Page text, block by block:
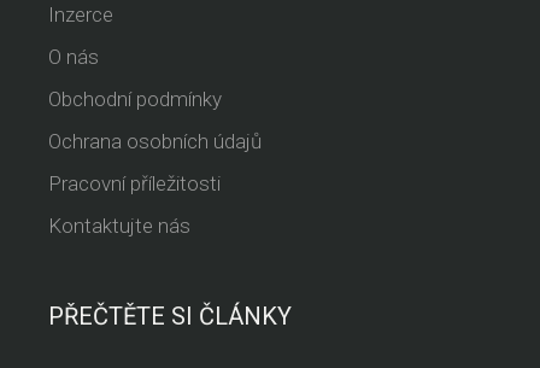
Inzerce
O nás
Obchodní podmínky
Ochrana osobních údajů
Pracovní příležitosti
Kontaktujte nás
PŘEČTĚTE SI ČLÁNKY